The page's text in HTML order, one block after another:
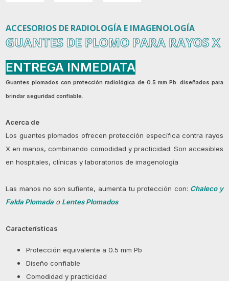
ACCESORIOS DE RADIOLOGÍA E IMAGENOLOGÍA
GUANTES DE PLOMO PARA RAYOS X
ENTREGA INMEDIATA
Guantes plomados con protección radiológica de 0.5 mm Pb. diseñados para
brindar seguridad confiable.
Acerca de
Los guantes plomados ofrecen protección específica contra rayos
X en manos, combinando comodidad y practicidad. Son accesibles
en hospitales, clínicas y laboratorios de imagenología
Las manos no son sufiente, aumenta tu protección con: Chaleco y
Falda Plomada o Lentes Plomados
Características
Protección equivalente a 0.5 mm Pb
Diseño confiable
Comodidad y practicidad